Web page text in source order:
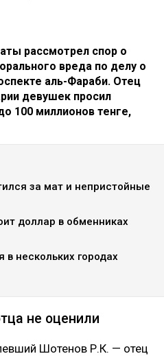
ДТП на аль-
с Александра